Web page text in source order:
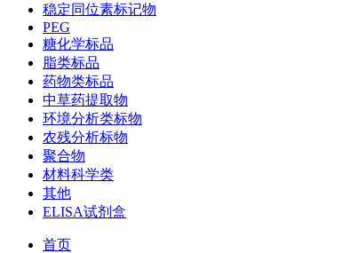
稳定同位素标记物
PEG
糖化学标品
脂类标品
药物类标品
中草药提取物
环境分析类标物
农残分析标物
聚合物
材料科学类
其他
ELISA试剂盒
首页